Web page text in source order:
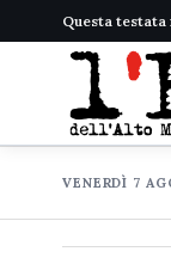
Questa
VENERDÌ 7